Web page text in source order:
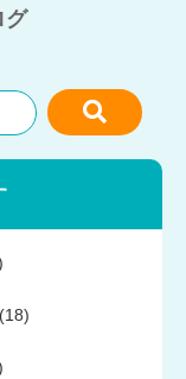
グ
(18)